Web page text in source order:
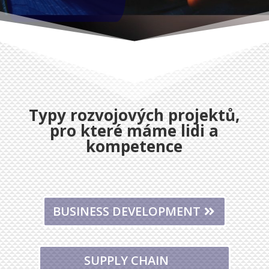
Typy rozvojových projektů,
pro které máme lidi a
kompetence
BUSINESS DEVELOPMENT
SUPPLY CHAIN